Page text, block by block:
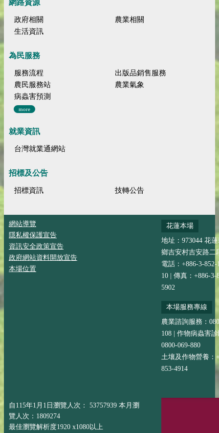
網路資源
政府相關
農業相關
生活資訊
為民服務
服務流程
出版品銷售服務
農民服務站
農業氣象
病蟲害預測
more
就業資訊
台灣就業通網站
招標及公告
招標資訊 技轉公告
網站導覽
隱私權保護宣告
資訊安全政策宣告
政府網站資料開放宣告
本場位置
花蓮本場
地址：973044 花
鄉吉安村吉安路二
電話：+886-3-852-
10 | 傳真：+886-3-
5902
本場服務專線
農業諮詢服務：
108 | 作物病蟲害
0800-069-880
土壤及作物營養：
853-4914
自115年1月1日瀏覽人次： 53757939 本月瀏
覽人次：1809274
最佳瀏覽解析度1920 x1080以上